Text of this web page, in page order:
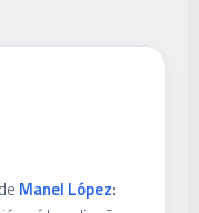
Manel López: